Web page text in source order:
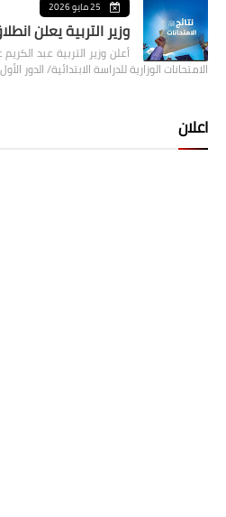
25 مايو 2026
وزير التربية يعلن
أعلن وزير التربية عبد
الامتحانات الوزارية للدراسة الابتدائية/ الدور
اعلان